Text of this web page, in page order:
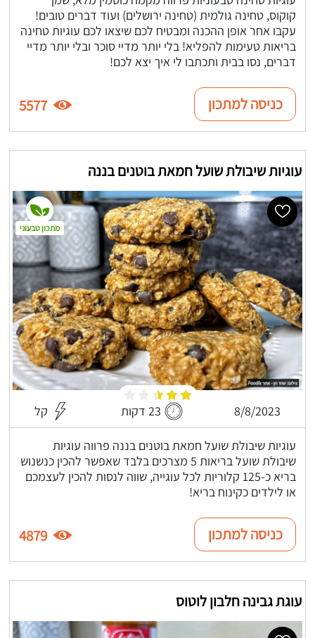
קוקוס, טחינה גולמית (טחינה ירושלים) ועוד דברים טובים!
עקבו אחר אופן ההכנה ומבטיח לכם שיצאו לכם עוגיות טחינה
בריאות טעימות להפליא! בלי יותר מדיי סוכר ובלי יותר מדיי
דברים, נסו בבית ותכתבו לי איך יצא לכם!
כניסה למתכון 5577
עוגיות שיבולת שועל חמאת בוטנים בננה
8/8/2023 23 דקות קל
עוגיות שיבולת שועל חמאת בוטנים בננה פרווה עוגיות
שיבולת שועל בריאות 5 מצרכים בלבד שאפשר להכין כנשנוש
בריא כ-125 קלוריות לכל עוגייה, שווה לנסות להכין לעצמכם
או לילדים כקינוח בריא!
מתכון טבעוני
כניסה למתכון 4879
עוגת גבינה חלבון לוטוס